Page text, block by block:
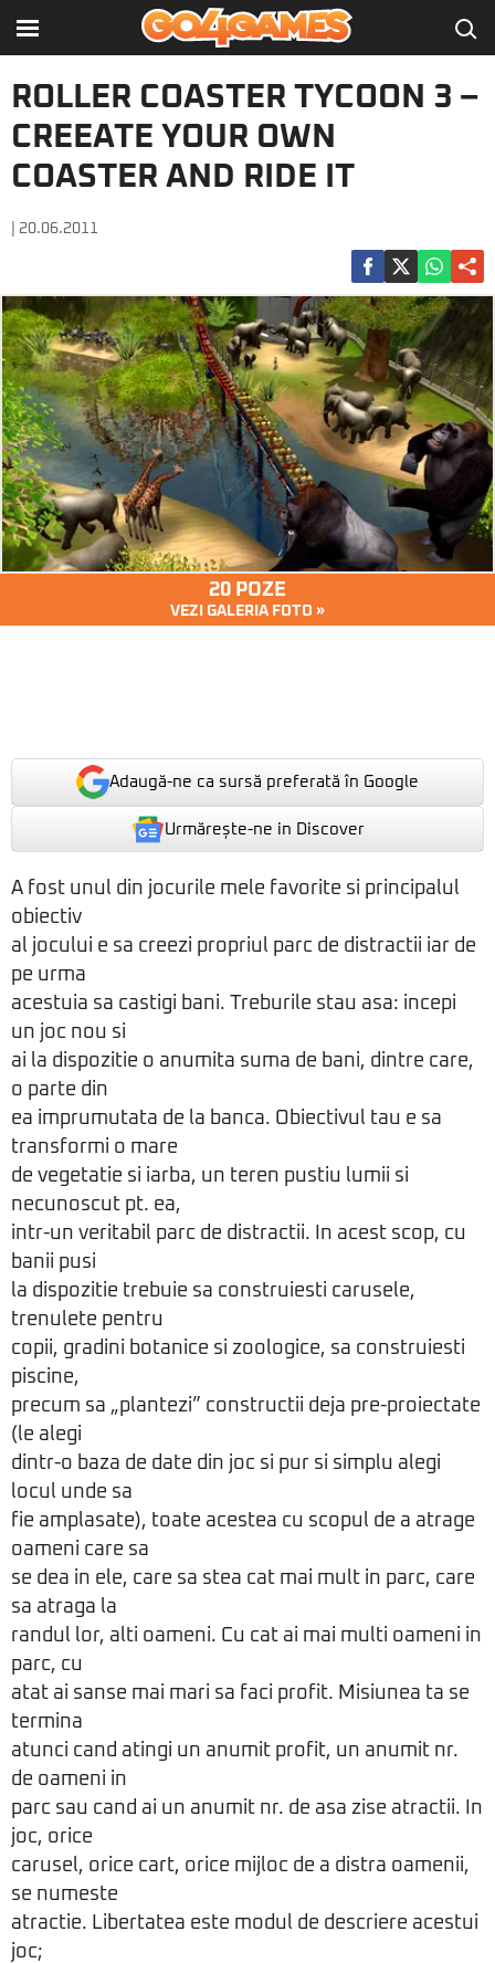
ROLLER COASTER TYCOON 3 –
CREEATE YOUR OWN
COASTER AND RIDE IT
| 20.06.2011
20 POZE
VEZI GALERIA FOTO »
Adaugă-ne ca sursă preferată în Google
Urmărește-ne in Discover
A fost unul din jocurile mele favorite si principalul
obiectiv
al jocului e sa creezi propriul parc de distractii iar de
pe urma
acestuia sa castigi bani. Treburile stau asa: incepi
un joc nou si
ai la dispozitie o anumita suma de bani, dintre care,
o parte din
ea imprumutata de la banca. Obiectivul tau e sa
transformi o mare
de vegetatie si iarba, un teren pustiu lumii si
necunoscut pt. ea,
intr-un veritabil parc de distractii. In acest scop, cu
banii pusi
la dispozitie trebuie sa construiesti carusele,
trenulete pentru
copii, gradini botanice si zoologice, sa construiesti
piscine,
precum sa „plantezi” constructii deja pre-proiectate
(le alegi
dintr-o baza de date din joc si pur si simplu alegi
locul unde sa
fie amplasate), toate acestea cu scopul de a atrage
oameni care sa
se dea in ele, care sa stea cat mai mult in parc, care
sa atraga la
randul lor, alti oameni. Cu cat ai mai multi oameni in
parc, cu
atat ai sanse mai mari sa faci profit. Misiunea ta se
termina
atunci cand atingi un anumit profit, un anumit nr.
de oameni in
parc sau cand ai un anumit nr. de asa zise atractii. In
joc, orice
carusel, orice cart, orice mijloc de a distra oamenii,
se numeste
atractie. Libertatea este modul de descriere acestui
joc;